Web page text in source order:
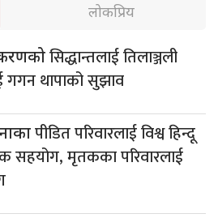
लोकप्रिय
सिद्धान्तलाई तिलाञ्जली
गगन थापाको सुझाव
पीडित परिवारलाई विश्व हिन्दू
सहयोग, मृतकका परिवारलाई